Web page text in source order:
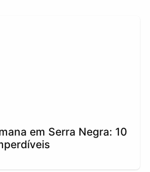
em Serra Negra: 10